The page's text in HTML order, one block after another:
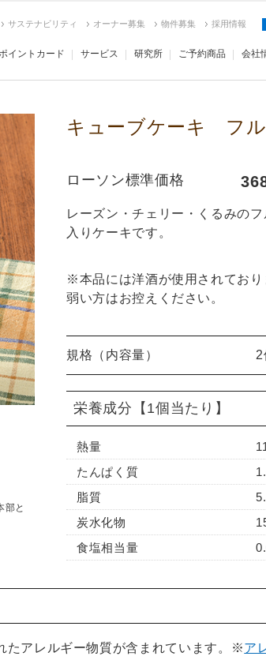
サステナビリティ オーナー募集 物件募集 採用情報
イントカード サービス 研究所 ご予約商品 会社
部と
キューブケーキ フル
ローソン標準価格
レーズン・チェリー・くるみの
入りケーキです。
※本品には洋酒が使用されてお
弱い方はお控えください。
規格（内容量） 2
栄養成分 【1個当たり】
熱量
たんぱく質
脂質
炭水化物
食塩相当量
たアレルギー物質が含まれています。 ※ア